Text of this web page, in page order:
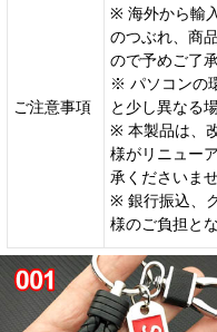
ご注意事項
※ 海外から輸
のつぶれ、商
ので予めご了
※ パソコンの
と少し異なる
※ 本製品は、
様がリニュー
承くださいませ
※ 銀行振込、
様のご負担と